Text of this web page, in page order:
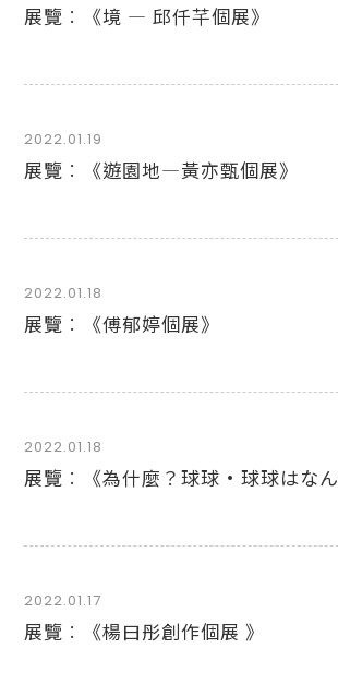
展覽︰《境 — 邱仟芊個展》
2022.01.19
展覽︰《遊園地—黃亦甄個展》
2022.01.18
展覽︰《傅郁婷個展》
2022.01.18
展覽︰《為什麼？球球·球球はなん
2022.01.17
展覽︰《楊曰彤創作個展 》